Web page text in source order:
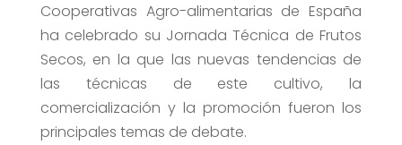
Cooperativas Agro-alimentarias de España
ha celebrado su Jornada Técnica de Frutos
Secos, en la que las nuevas tendencias de
las técnicas de este cultivo, la
comercialización y la promoción fueron los
principales temas de debate.